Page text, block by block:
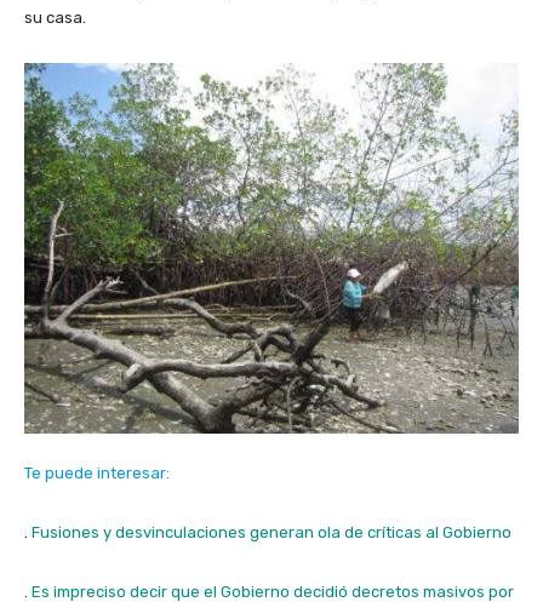
su casa.
Te puede interesar:
Fusiones y desvinculaciones generan ola de críticas al Gobierno
Es impreciso decir que el Gobierno decidió decretos masivos por